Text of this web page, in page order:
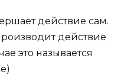
действие сам.
действие
это называется